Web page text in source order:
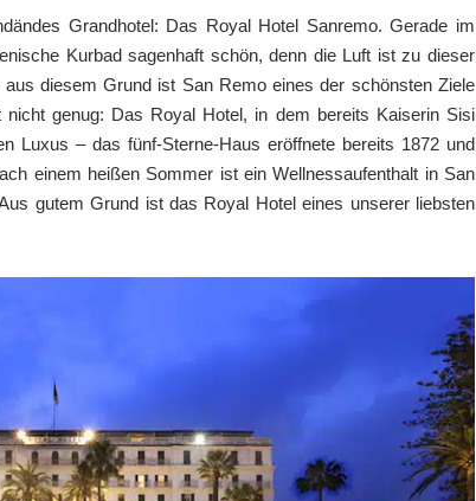
Grandhotel: Das Royal Hotel Sanremo. Gerade im
Kurbad sagenhaft schön, denn die Luft ist zu dieser
diesem Grund ist San Remo eines der schönsten Ziele
genug: Das Royal Hotel, in dem bereits Kaiserin Sisi
Luxus – das fünf-Sterne-Haus eröffnete bereits 1872 und
einem heißen Sommer ist ein Wellnessaufenthalt in San
gutem Grund ist das Royal Hotel eines unserer liebsten